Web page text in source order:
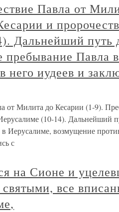
Павла от
и
Дальнейший путь
пребывание Павла
него иудеев и
от Милита до Кесарии (1-9).
(10-14). Дальнейший
Иерусалиме, возмущение
с
на Сионе и
святыми, все